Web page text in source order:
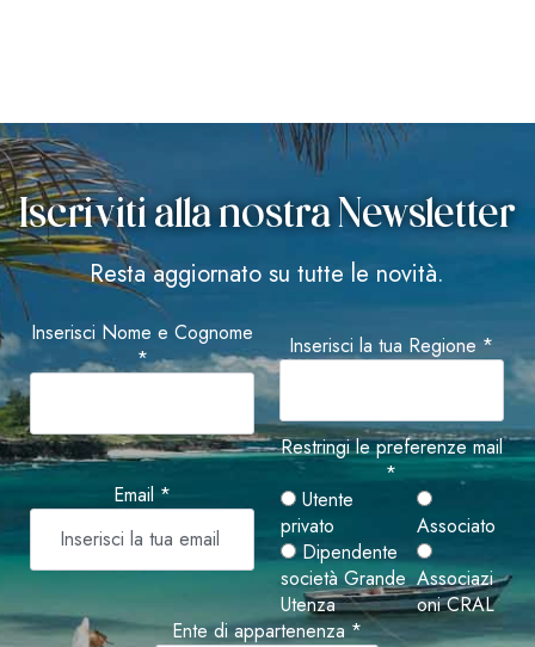
Iscriviti alla nostra Newsletter
Resta aggiornato su tutte le novità.
Inserisci Nome e Cognome
*
Inserisci la tua Regione *
Email *
Restringi le preferenze mail
*
Utente
privato
Associato
Dipendente
società Grande
Utenza
Associazi
oni CRAL
Ente di appartenenza *